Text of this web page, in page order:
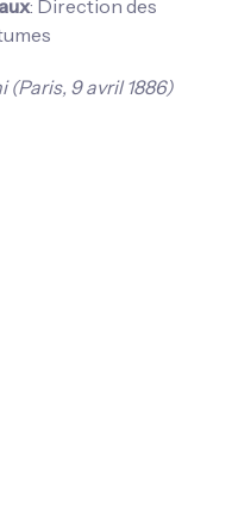
: Direction des
(Paris, 9 avril 1886)